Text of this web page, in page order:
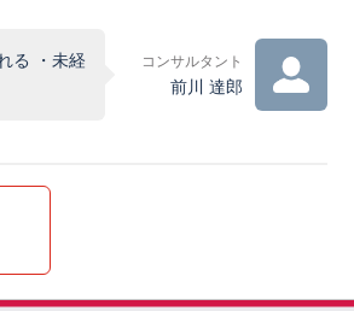
る ・未経
コンサルタント
前川 達郎